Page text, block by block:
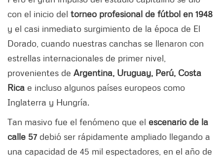
con el inicio del torneo profesional de fútbol en 1948
y el casi inmediato surgimiento de la época de El
Dorado, cuando nuestras canchas se llenaron con
estrellas internacionales de primer nivel,
provenientes de Argentina, Uruguay, Perú, Costa
Rica e incluso algunos países europeos como
Inglaterra y Hungría.
Tan masivo fue el fenómeno que el escenario de la
calle 57 debió ser rápidamente ampliado llegando a
una capacidad de 45 mil espectadores, en el año de